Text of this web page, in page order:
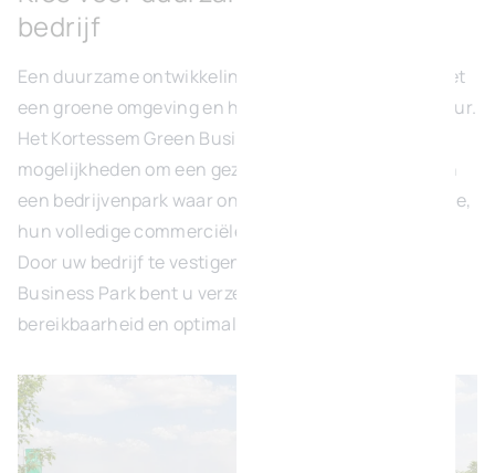
bedrijf
Een duurzame ontwikkeling van uw bedrijf begint met
een groene omgeving en hoogwaardige infrastructuur.
Het Kortessem Green Business Park biedt u tal van
mogelijkheden om een gezonde groei te realiseren in
een bedrijvenpark waar ondernemingen, zoals de uwe,
hun volledige commerciële potentieel benutten.
Door uw bedrijf te vestigen in het Kortessem Green
Business Park bent u verzekerd van uitstekende
bereikbaarheid en optimale zichtbaarheid.